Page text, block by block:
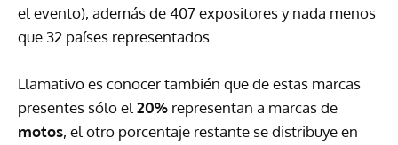
el evento), además de 407 expositores y nada menos
que 32 países representados.
Llamativo es conocer también que de estas marcas
presentes sólo el20% representan a marcas de
motos, el otro porcentaje restante se distribuye en